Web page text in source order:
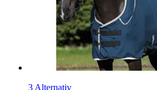
3 Alternativ